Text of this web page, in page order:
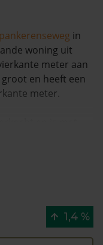
in
woning uit
meter aan
en heeft een
meter.
de afgelopen 12
keer van eigenaar
(2020).
dat deze waarde
worden op
1,4 %